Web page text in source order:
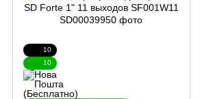
10
10